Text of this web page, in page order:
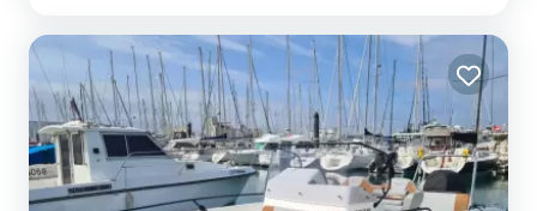
SKIPPER. • PLATZ FÜR 5 PERSONEN....